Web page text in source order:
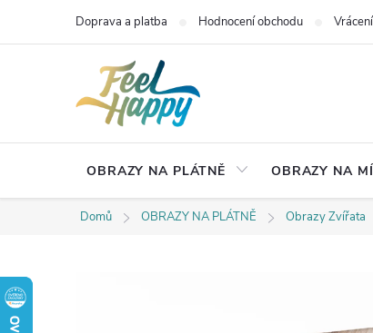
Doprava a platba Hodnocení obchodu
OBRAZY NA PLÁTNĚ OBRAZY NA
Domů OBRAZY NA PLÁTNĚ Obrazy Zvířata